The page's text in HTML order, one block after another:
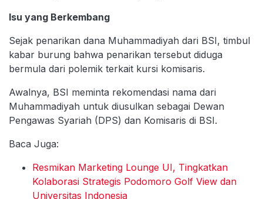
Isu yang Berkembang
Sejak penarikan dana Muhammadiyah dari BSI, timbul
kabar burung bahwa penarikan tersebut diduga
bermula dari polemik terkait kursi komisaris.
Awalnya, BSI meminta rekomendasi nama dari
Muhammadiyah untuk diusulkan sebagai Dewan
Pengawas Syariah (DPS) dan Komisaris di BSI.
Baca Juga:
Resmikan Marketing Lounge UI, Tingkatkan
Kolaborasi Strategis Podomoro Golf View dan
Universitas Indonesia